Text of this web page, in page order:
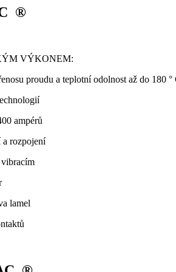
®
VÝKONEM:
proudu a teplotní odolnost až do 180 °
ampérů
a rozpojení
vibracím
lamel